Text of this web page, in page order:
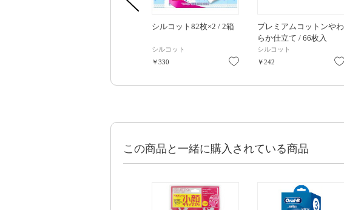
シルコット82枚×2 / 2箱
シルコット
￥330
お気に入り
プレミアムコットンやわ
らか仕立て / 66枚入
シルコット
￥242
この商品と一緒に購入されている商品